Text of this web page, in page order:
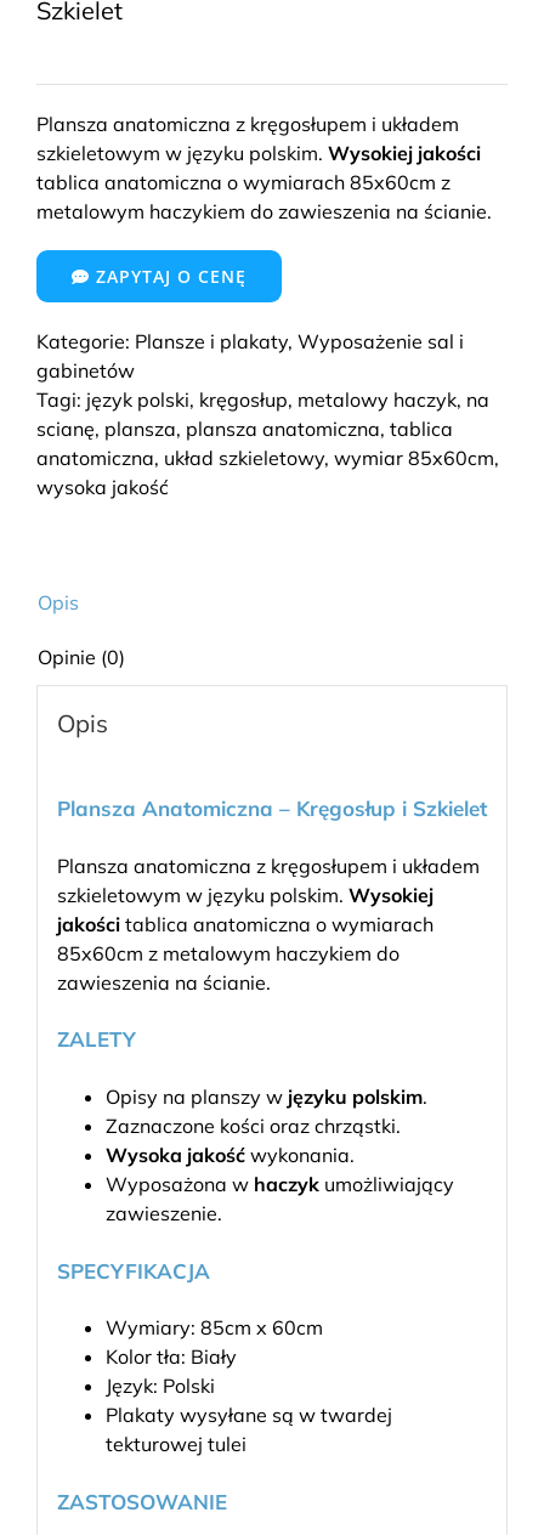
Szkielet
Plansza anatomiczna z kręgosłupem i układem
szkieletowym w języku polskim. Wysokiej jakości
tablica anatomiczna o wymiarach 85x60cm z
metalowym haczykiem do zawieszenia na ścianie.
ZAPYTAJ O CENĘ
Kategorie: Plansze i plakaty, Wyposażenie sal i
gabinetów
Tagi: język polski, kręgosłup, metalowy haczyk, na
scianę, plansza, plansza anatomiczna, tablica
anatomiczna, układ szkieletowy, wymiar 85x60cm,
wysoka jakość
Opis
Opinie (0)
Opis
Plansza Anatomiczna – Kręgosłup i Szkielet
Plansza anatomiczna z kręgosłupem i układem
szkieletowym w języku polskim. Wysokiej
jakościtablica anatomiczna o wymiarach
85x60cm z metalowym haczykiem do
zawieszenia na ścianie.
ZALETY
Opisy na planszy w języku polskim.
Zaznaczone kości oraz chrząstki.
Wysoka jakośćwykonania.
Wyposażona w haczykumożliwiający
zawieszenie.
SPECYFIKACJA
Wymiary: 85cm x 60cm
Kolor tła: Biały
Język: Polski
Plakaty wysyłane są w twardej
tekturowej tulei
ZASTOSOWANIE